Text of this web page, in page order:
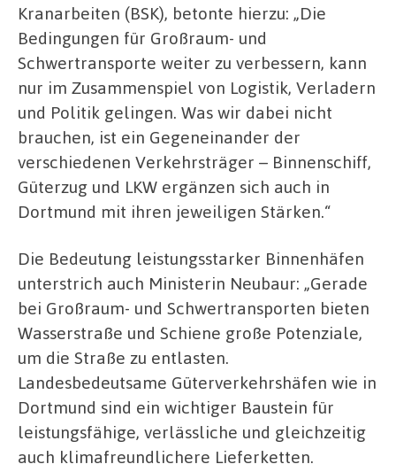
Kranarbeiten (BSK), betonte hierzu: „Die
Bedingungen für Großraum- und
Schwertransporte weiter zu verbessern, kann
nur im Zusammenspiel von Logistik, Verladern
und Politik gelingen. Was wir dabei nicht
brauchen, ist ein Gegeneinander der
verschiedenen Verkehrsträger – Binnenschiff,
Güterzug und LKW ergänzen sich auch in
Dortmund mit ihren jeweiligen Stärken.“
Die Bedeutung leistungsstarker Binnenhäfen
unterstrich auch Ministerin Neubaur: „Gerade
bei Großraum- und Schwertransporten bieten
Wasserstraße und Schiene große Potenziale,
um die Straße zu entlasten.
Landesbedeutsame Güterverkehrshäfen wie in
Dortmund sind ein wichtiger Baustein für
leistungsfähige, verlässliche und gleichzeitig
auch klimafreundlichere Lieferketten.